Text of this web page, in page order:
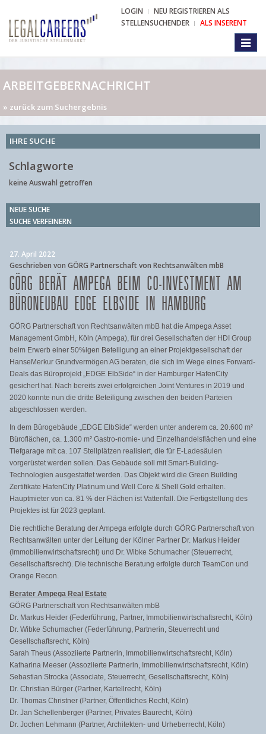
LOGIN
NEU REGISTRIEREN ALS
STELLENSUCHENDER
ALS INSERENT
ARBEITGEBERNACHRICHT
» zurück zum Suchergebnis
IHRE SUCHE
Schlagworte
keine Auswahl getroffen
NEUE SUCHE
SUCHE VERFEINERN
27. April 2022
Geschrieben von GÖRG Partnerschaft von Rechtsanwälten mbB
GÖRG BERÄT AMPEGA BEIM CO-INVESTMENT AM
BÜRONEUBAU EDGE ELBSIDE IN HAMBURG
GÖRG Partnerschaft von Rechtsanwälten mbB hat die Ampega Asset
Management GmbH, Köln (Ampega), für drei Gesellschaften der HDI Group
beim Erwerb einer 50%igen Beteiligung an einer Projektgesellschaft der
HanseMerkur Grundvermögen AG beraten, die sich im Wege eines Forward-
Deals das Büroprojekt „EDGE ElbSide“ in der Hamburger HafenCity
gesichert hat. Nach bereits zwei erfolgreichen Joint Ventures in 2019 und
2020 konnte nun die dritte Beteiligung zwischen den beiden Parteien
abgeschlossen werden.
In dem Bürogebäude „EDGE ElbSide“ werden unter anderem ca. 20.600 m²
Büroflächen, ca. 1.300 m² Gastro-nomie- und Einzelhandelsflächen und eine
Tiefgarage mit ca. 107 Stellplätzen realisiert, die für E-Ladesäulen
vorgerüstet werden sollen. Das Gebäude soll mit Smart-Building-
Technologien ausgestattet werden. Das Objekt wird die Green Building
Zertifikate HafenCity Platinum und Well Core & Shell Gold erhalten.
Hauptmieter von ca. 81 % der Flächen ist Vattenfall. Die Fertigstellung des
Projektes ist für 2023 geplant.
Die rechtliche Beratung der Ampega erfolgte durch GÖRG Partnerschaft von
Rechtsanwälten unter der Leitung der Kölner Partner Dr. Markus Heider
(Immobilienwirtschaftsrecht) und Dr. Wibke Schumacher (Steuerrecht,
Gesellschaftsrecht). Die technische Beratung erfolgte durch TeamCon und
Orange Recon.
Berater Ampega Real Estate
GÖRG Partnerschaft von Rechtsanwälten mbB
Dr. Markus Heider (Federführung, Partner, Immobilienwirtschaftsrecht, Köln)
Dr. Wibke Schumacher (Federführung, Partnerin, Steuerrecht und
Gesellschaftsrecht, Köln)
Sarah Theus (Assoziierte Partnerin, Immobilienwirtschaftsrecht, Köln)
Katharina Meeser (Assoziierte Partnerin, Immobilienwirtschaftsrecht, Köln)
Sebastian Strocka (Associate, Steuerrecht, Gesellschaftsrecht, Köln)
Dr. Christian Bürger (Partner, Kartellrecht, Köln)
Dr. Thomas Christner (Partner, Öffentliches Recht, Köln)
Dr. Jan Schellenberger (Partner, Privates Baurecht, Köln)
Dr. Jochen Lehmann (Partner, Architekten- und Urheberrecht, Köln)